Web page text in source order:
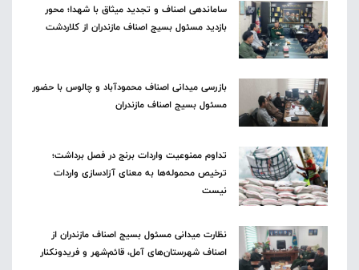
ساماندهی اصناف و تجدید میثاق با شهدا؛ محور
بازدید مسئول بسیج اصناف مازندران از کلاردشت
بازرسی میدانی اصناف محمودآباد و چالوس با حضور
مسئول بسیج اصناف مازندران
تداوم ممنوعیت واردات برنج در فصل برداشت؛
ترخیص محموله‌ها به معنای آزادسازی واردات
نیست
نظارت میدانی مسئول بسیج اصناف مازندران از
اصناف شهرستان‌های آمل، قائم‌شهر و فریدونکنار